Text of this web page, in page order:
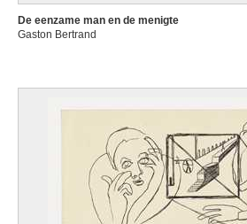
De eenzame man en de menigte
Gaston Bertrand